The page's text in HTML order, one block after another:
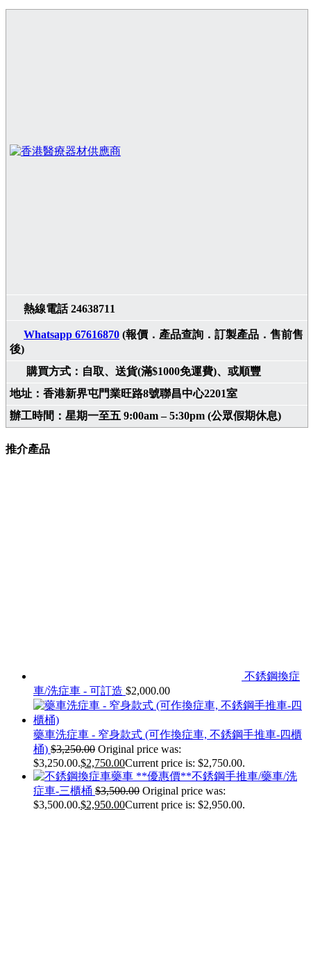
熱線電話 24638711
Whatsapp 67616870 (報價．產品查詢．訂製產品．售前售
後)
購買方式：自取、送貨(滿$1000免運費)、或順豐
地址：香港新界屯門業旺路8號聯昌中心2201室
辦工時間：星期一至五 9:00am – 5:30pm (公眾假期休息)
推介產品
不銹鋼換症
車/洗症車 - 可訂造 $2,000.00
藥車洗症車 - 窄身款式 (可作換症車, 不銹鋼手推車-四櫃
桶) $3,250.00 Original price was:
$3,250.00.$2,750.00Current price is: $2,750.00.
**優惠價**不銹鋼手推車/藥車/洗
症車-三櫃桶 $3,500.00 Original price was:
$3,500.00.$2,950.00Current price is: $2,950.00.